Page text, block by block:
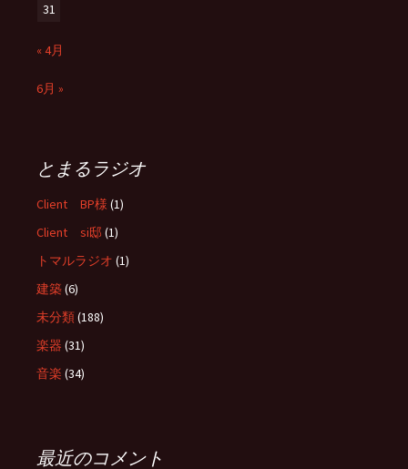
31
« 4月
6月 »
とまるラジオ
Client BP様 (1)
Client si邸 (1)
トマルラジオ (1)
建築(6)
未分類(188)
楽器 (31)
音楽 (34)
最近のコメント